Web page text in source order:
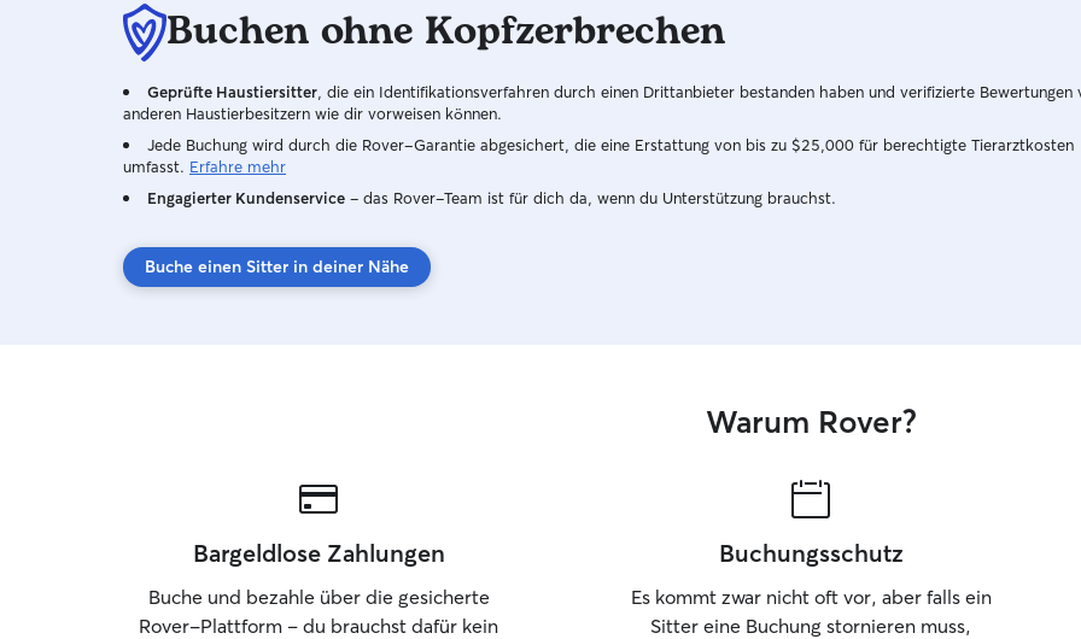
Buchen ohne Kopfzerbrechen
Geprüfte Haustiersitter , die ein Identifikationsverfahren durch einen Drittanbieter bestanden haben und verifizierte Bewertungen
anderen Haustierbesitzern wie dir vorweisen können.
Jede Buchung wird durch die Rover-Garantie abgesichert, die eine Erstattung von bis zu $25,000 für berechtigte Tierarztkosten
umfasst. Erfahre mehr
Engagierter Kundenservice – das Rover-Team ist für dich da, wenn du Unterstützung brauchst.
Buche einen Sitter in deiner Nähe
Warum Rover?
Bargeldlose Zahlungen
Buche und bezahle über die gesicherte
Rover-Plattform – du brauchst dafür kein
Buchungsschutz
Es kommt zwar nicht oft vor, aber falls ein
Sitter eine Buchung stornieren muss,